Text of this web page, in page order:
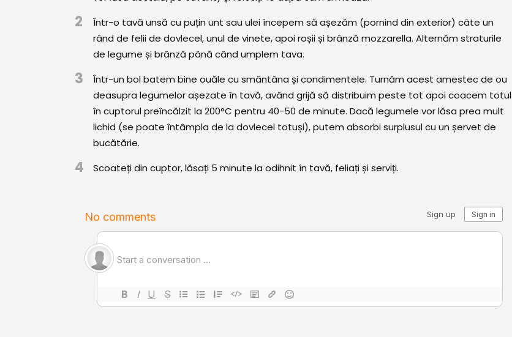
2
Într-o tavă unsă cu puțin unt sau ulei începem să așezăm (pornind din exterior) câte un
rând de felii de dovlecel, unul de vinete, apoi roșii și brânză mozzarella. Alternăm straturile
de legume și brânză până când umplem tava.
3
Într-un bol batem bine ouăle cu smântâna și condimentele. Turnăm acest amestec de ou
deasupra legumelor așezate în tavă, având grijă să distribuim peste tot apoi coacem totul
în cuptorul preîncălzit la 200°C pentru 40-50 de minute. Dacă legumele vor lăsa prea mult
lichid (se poate întâmpla de la dovlecel totuși), putem absorbi surplusul cu un șervet de
bucătărie.
4 Scoateți din cuptor, lăsați 5 minute la odihnit în tavă, feliați și serviți.